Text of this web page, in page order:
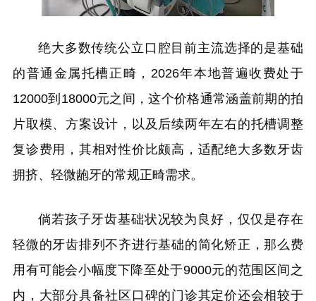
绝大多数传统公立口腔目前主流选择的是基础
的普通金属托槽正畸，2026年本地普遍收费处于
12000到18000元之间，这个价格通常涵盖前期的拍
片取模、方案设计，以及后续两年左右的托槽调整
复诊费用，其相对性价比颇高，适配绝大多数牙齿
拥挤、轻微龅牙的常规正畸需求。
倘若孩子牙齿基础状况较为良好，仅仅是存在
轻微的牙齿排列不齐进行基础的简化矫正，那么费
用有可能会小幅度下降至处于9000元的范围区间之
内，大部分具备社区口碑的门诊其定价还会相较于